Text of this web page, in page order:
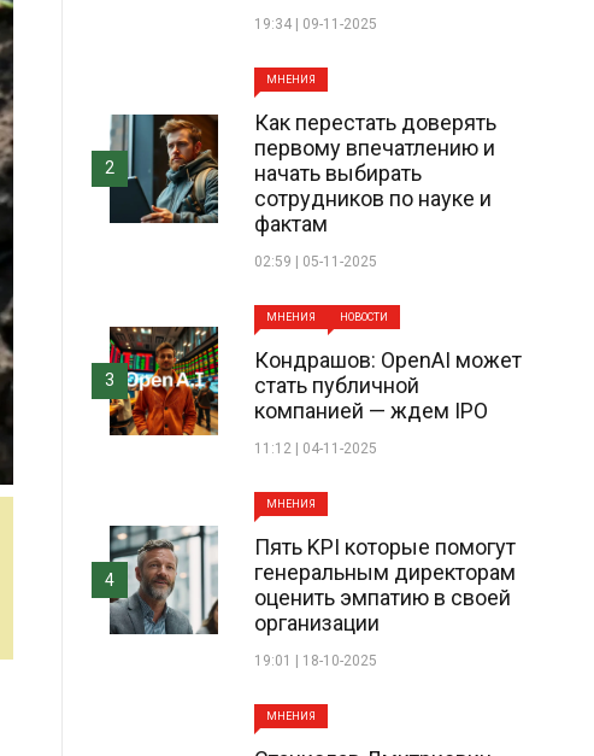
19:34 | 09-11-2025
МНЕНИЯ
Как перестать доверять
первому впечатлению и
начать выбирать
сотрудников по науке и
фактам
02:59 | 05-11-2025
2
МНЕНИЯ НОВОСТИ
Кондрашов: OpenAI может
стать публичной
компанией — ждем IPO
11:12 | 04-11-2025
3
МНЕНИЯ
Пять KPI которые помогут
генеральным директорам
оценить эмпатию в своей
организации
19:01 | 18-10-2025
4
МНЕНИЯ